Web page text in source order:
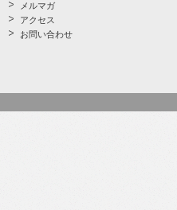
メルマガ
アクセス
お問い合わせ